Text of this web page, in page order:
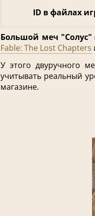
ID в файлах
Большой меч "Солус"
Fable: The Lost Chapters
У этого двуручного
учитывать реальный
магазине.